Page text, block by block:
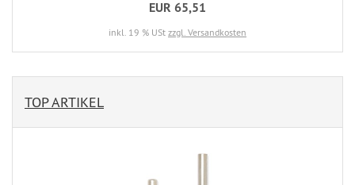
EUR 65,51
inkl. 19 % USt zzgl. Versandkosten
TOP ARTIKEL